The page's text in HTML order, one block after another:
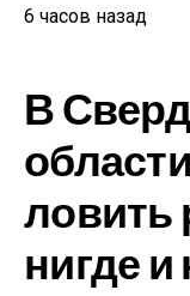
6 часов назад
В
ловить
нигде